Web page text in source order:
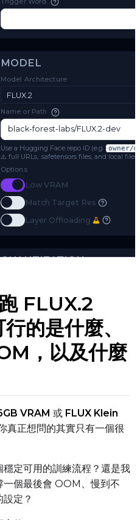
Training Name
MODEL
Model Architecture
FLUX.2
Name or Path
Use a Hugging Face repo ID (e.g.
⚠️ full URLs, .safetensors files, and
QUANTIZATION
Transformer
qfloat8 (default)
Compile Options
TARGET
Target Type
FLUX.2
的是什麼、
，以及什麼
VRAM 或 FLUX Klein
真正想問的其實只有一個很
定可用的訓練流程？還是我
一個最後會 OOM、慢到不
定？